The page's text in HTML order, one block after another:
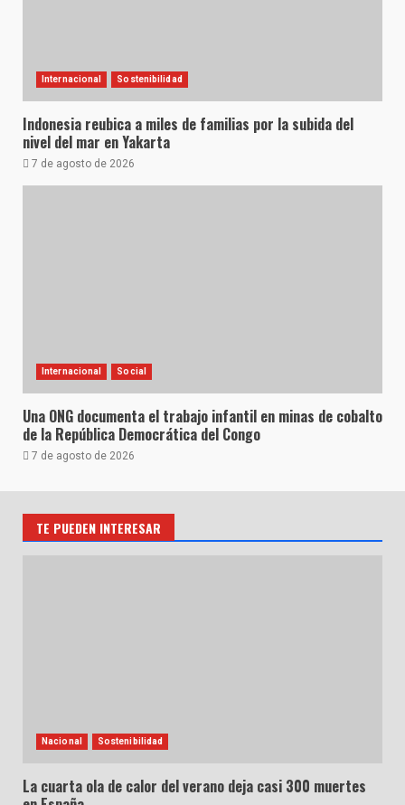
Internacional Sostenibilidad
Indonesia reubica a miles de familias por la subida del
nivel del mar en Yakarta
7 de agosto de 2026
Internacional Social
Una ONG documenta el trabajo infantil en minas de cobalto
de la República Democrática del Congo
7 de agosto de 2026
TE PUEDEN INTERESAR
Nacional Sostenibilidad
La cuarta ola de calor del verano deja casi 300 muertes